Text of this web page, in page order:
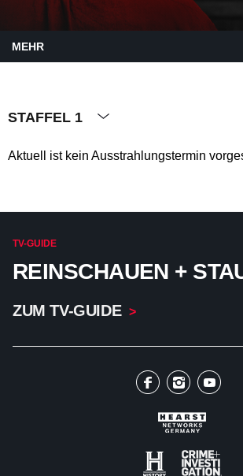
MEHR
STAFFEL 1
Aktuell ist kein Ausstrahlungstermin
TV-GUIDE
REINSCHAUEN +
ZUM TV-GUIDE